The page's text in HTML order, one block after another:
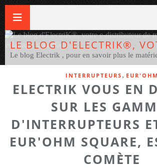
INTERRUPTEURS , EUR'OHM
ELECTRIK VOUS EN
SUR LES
D'INTERRUPTEURS
EUR'OHM SQUARE,
COMÈTE